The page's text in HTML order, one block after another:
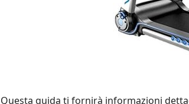
Questa guida ti fornirà informazioni